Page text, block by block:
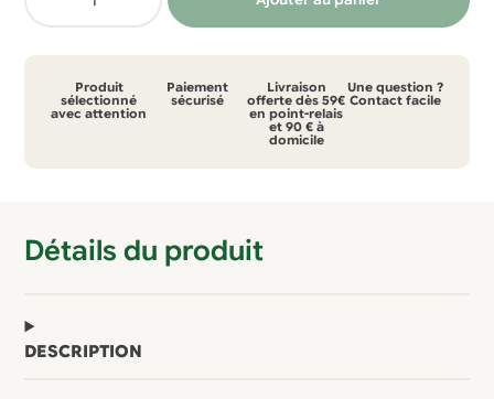
de
Picture
Produit
sélectionné
avec attention
Paiement
sécurisé
Livraison
offerte dès 59€
en point-relais
et 90 € à
domicile
Une question ?
Contact facile
Détails du produit
DESCRIPTION